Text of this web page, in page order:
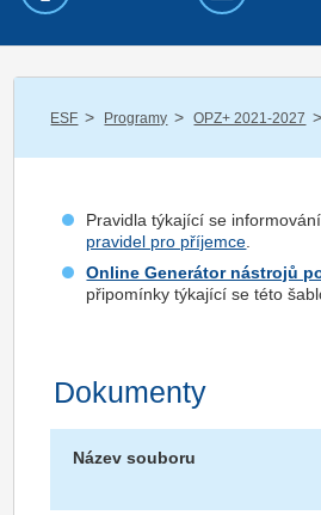
ESF / Programy / OPZ+ 2021-2027 /
Pravidla týkající se
pravidel pro příjemce
Online Generátor nástrojů
připomínky týkající se této
Dokumenty
Název souboru